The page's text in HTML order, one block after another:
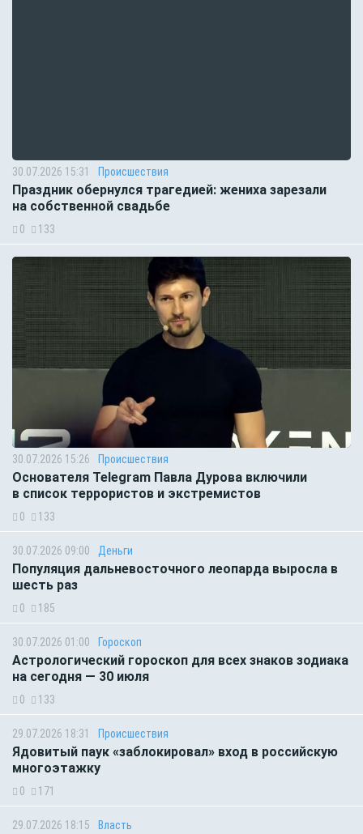
30.07.2026 15:31 Происшествия
Праздник обернулся трагедией: жениха зарезали
на собственной свадьбе
0 133
30.07.2026 15:26 Происшествия
Основателя Telegram Павла Дурова включили
в список террористов и экстремистов
0 133
30.07.2026 09:00 Деньги
Популяция дальневосточного леопарда выросла в
шесть раз
0 185
30.07.2026 01:00 Гороскоп
Астрологический гороскоп для всех знаков зодиака
на сегодня — 30 июля
0 133
29.07.2026 18:31 Происшествия
Ядовитый паук «заблокировал» вход в российскую
многоэтажку
0 171
29.07.2026 18:15 Власть